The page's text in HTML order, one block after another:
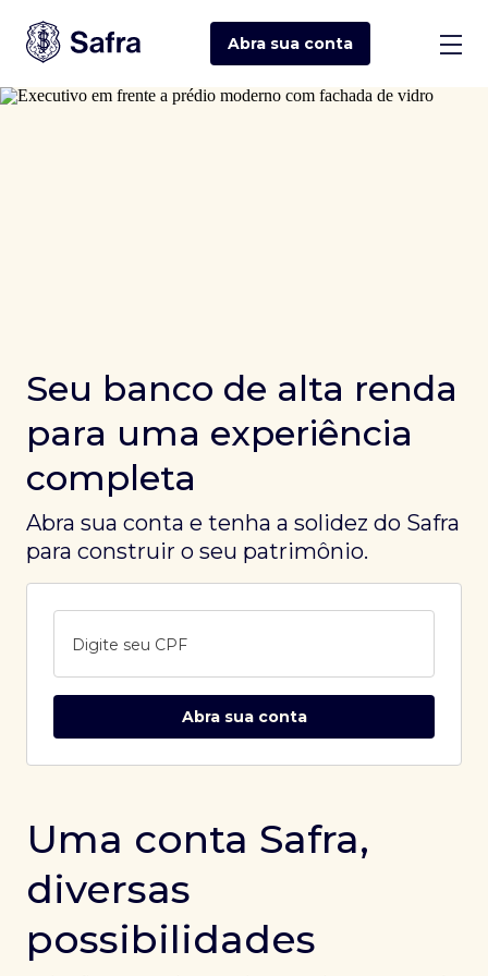
Abra sua conta
Seu banco de alta renda
para uma experiência
completa
Abra sua conta e tenha a solidez do Safra
para construir o seu patrimônio.
Digite seu CPF
Abra sua conta
Uma conta Safra,
diversas
possibilidades